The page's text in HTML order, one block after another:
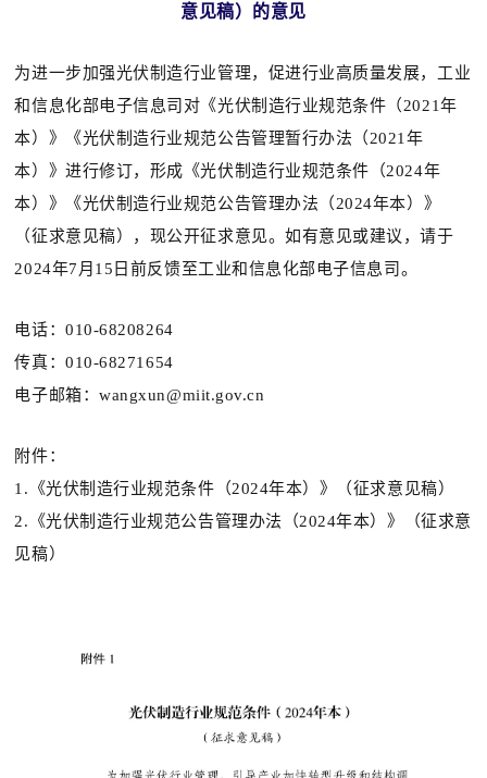
意见稿）的意见
为进一步加强光伏制造行业管理，促进行业高质量发展，工业
和信息化部电子信息司对《光伏制造行业规范条件（2021年
本）》《光伏制造行业规范公告管理暂行办法（2021年
本）》进行修订，形成《光伏制造行业规范条件（2024年
本）》《光伏制造行业规范公告管理办法（2024年本）》
（征求意见稿），现公开征求意见。如有意见或建议，请于
2024年7月15日前反馈至工业和信息化部电子信息司。
电话：010-68208264
传真：010-68271654
电子邮箱：wangxun@miit.gov.cn
附件：
1.《光伏制造行业规范条件（2024年本）》（征求意见稿）
2.《光伏制造行业规范公告管理办法（2024年本）》（征求意
见稿）